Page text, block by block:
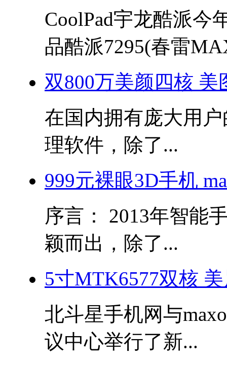
CoolPad宇龙酷派今
品酷派7295(春雷
双800万美颜四核 美
在国内拥有庞大用
理软件，除了...
999元裸眼3D手机
序言： 2013年智能
颖而出，除了...
5寸MTK6577双核
北斗星手机网与
议中心举行了新...